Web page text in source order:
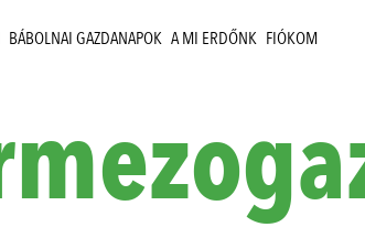
BÁBOLNAI GAZDANAPOK A MI ERDŐNK FIÓKOM